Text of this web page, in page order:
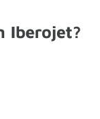
Iberojet?